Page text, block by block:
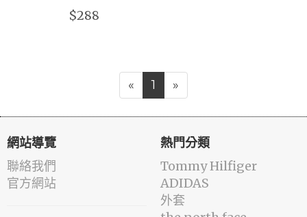
$288
« 1 »
網站導覽
聯絡我們
官方網站
熱門分類
Tommy Hilfiger
ADIDAS
外套